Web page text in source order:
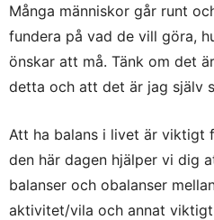
Många människor går runt
fundera på vad de vill göra,
önskar att må. Tänk om det
detta och att det är jag själv
Att ha balans i livet är viktigt
den här dagen hjälper vi dig
balanser och obalanser
aktivitet/vila och annat